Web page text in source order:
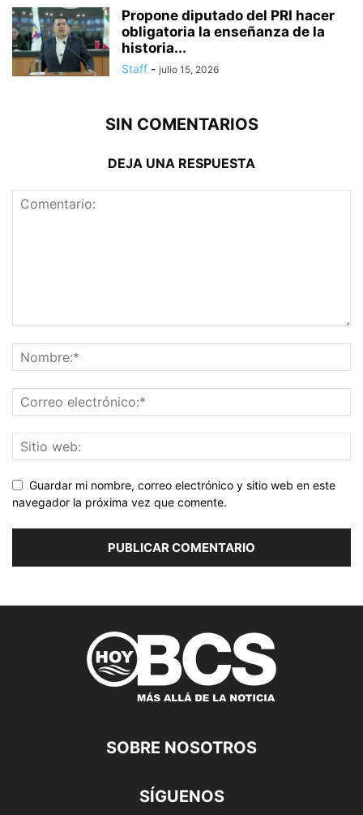
Propone diputado del PRI hacer
obligatoria la enseñanza de la
historia...
Staff - julio 15, 2026
SIN COMENTARIOS
DEJA UNA RESPUESTA
Guardar mi nombre, correo electrónico y sitio web en este
navegador la próxima vez que comente.
SOBRE NOSOTROS
SÍGUENOS